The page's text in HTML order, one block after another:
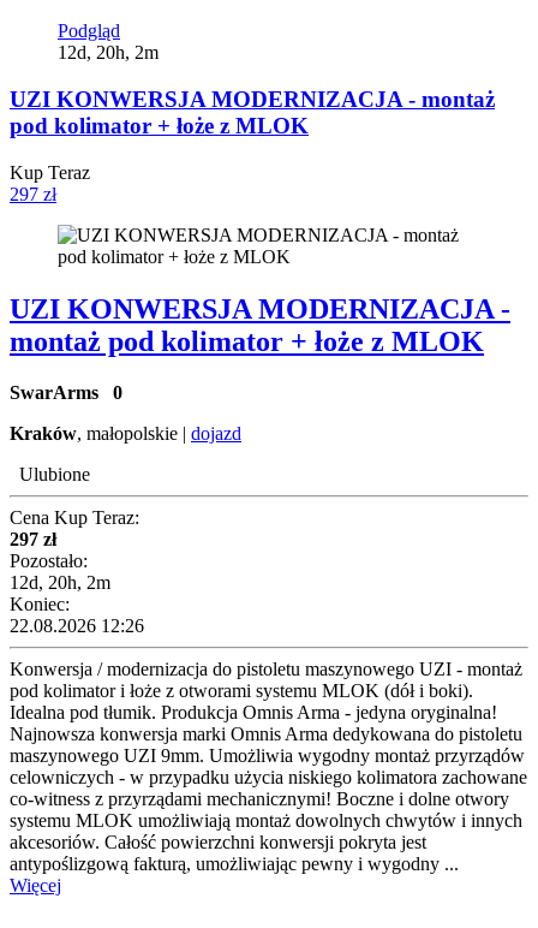
Podgląd
12d, 20h, 2m
UZI KONWERSJA MODERNIZACJA - montaż
pod kolimator + łoże z MLOK
Kup Teraz
297 zł
UZI KONWERSJA MODERNIZACJA -
montaż pod kolimator + łoże z MLOK
SwarArms 0
Kraków, małopolskie | dojazd
Ulubione
Cena Kup Teraz:
297 zł
Pozostało:
12d, 20h, 2m
Koniec:
22.08.2026 12:26
Konwersja / modernizacja do pistoletu maszynowego UZI - montaż
pod kolimator i łoże z otworami systemu MLOK (dół i boki).
Idealna pod tłumik. Produkcja Omnis Arma - jedyna oryginalna!
Najnowsza konwersja marki Omnis Arma dedykowana do pistoletu
maszynowego UZI 9mm. Umożliwia wygodny montaż przyrządów
celowniczych - w przypadku użycia niskiego kolimatora zachowane
co-witness z przyrządami mechanicznymi! Boczne i dolne otwory
systemu MLOK umożliwiają montaż dowolnych chwytów i innych
akcesoriów. Całość powierzchni konwersji pokryta jest
antypoślizgową fakturą, umożliwiając pewny i wygodny ...
Więcej